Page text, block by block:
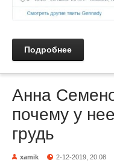
Подробнее
Анна
почему у
грудь
xamik 2-12-2019, 20:08